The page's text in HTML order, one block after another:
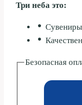
5СМ
Три неба это:
Безопасная